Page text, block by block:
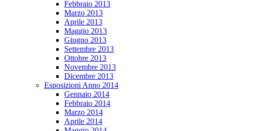
Febbraio 2013
Marzo 2013
Aprile 2013
Maggio 2013
Giugno 2013
Settembre 2013
Ottobre 2013
Novembre 2013
Dicembre 2013
Esposizioni Anno 2014
Gennaio 2014
Febbraio 2014
Marzo 2014
Aprile 2014